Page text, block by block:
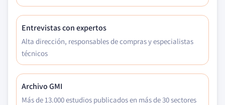
Entrevistas con expertos
Alta dirección, responsables de compras y especialistas
técnicos
Archivo GMI
Más de 13.000 estudios publicados en más de 30 sectores